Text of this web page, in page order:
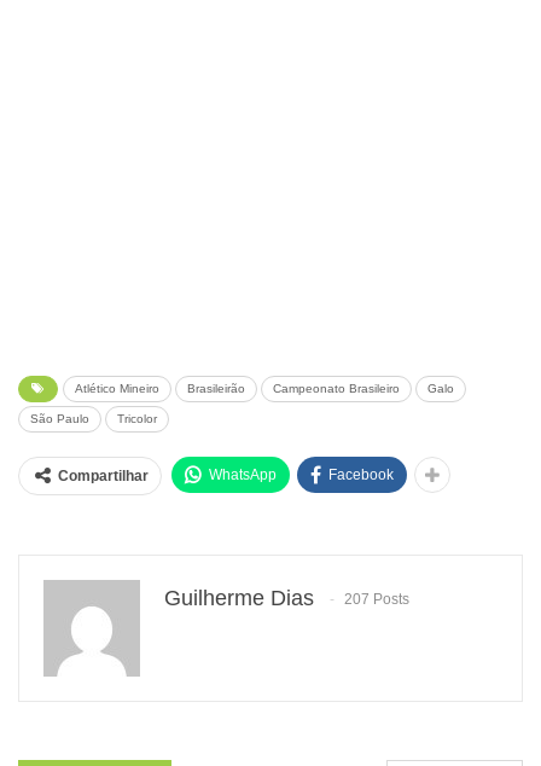
Atlético Mineiro Brasileirão Campeonato Brasileiro Galo
São Paulo Tricolor
Compartilhar WhatsApp Facebook
Guilherme Dias 207 Posts